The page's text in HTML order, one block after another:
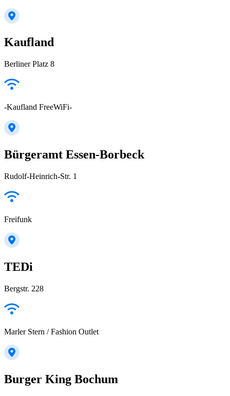
Kaufland
Berliner Platz 8
-Kaufland FreeWiFi-
Bürgeramt Essen-Borbeck
Rudolf-Heinrich-Str. 1
Freifunk
TEDi
Bergstr. 228
Marler Stern / Fashion Outlet
Burger King Bochum